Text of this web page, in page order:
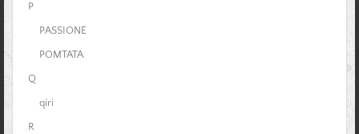
P
PASSIONE
POMTATA
Q
qiri
R